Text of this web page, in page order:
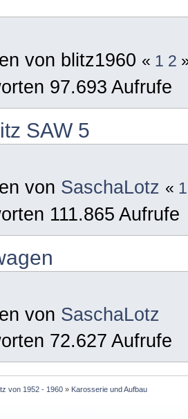
von blitz1960 « 1 2
97.693 Aufrufe
SAW 5
von SaschaLotz « 1
111.865 Aufrufe
von SaschaLotz
72.627 Aufrufe
von 1952 - 1960 » Karosserie und Aufbau